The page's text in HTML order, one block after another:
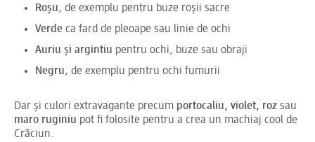
Roșu, de exemplu pentru buze roșii sacre
Verde ca fard de pleoape sau linie de ochi
Auriu și argintiu pentru ochi, buze sau obraji
Negru, de exemplu pentru ochi fumurii
Dar și culori extravagante precum portocaliu, violet, roz sau
maro ruginiu pot fi folosite pentru a crea un machiaj cool de
Crăciun.